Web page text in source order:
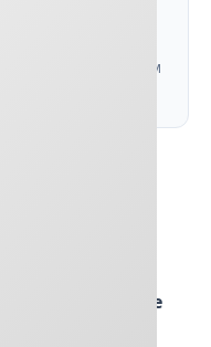
сопровождаем
следующие